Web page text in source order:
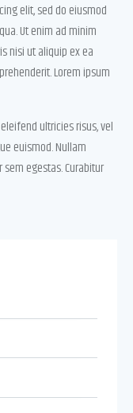
elit, sed do eiusmod
Ut enim ad minim
nisi ut aliquip ex ea
Lorem ipsum
ultricies risus, vel
euismod. Nullam
egestas. Curabitur